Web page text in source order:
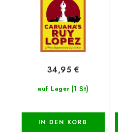
auf Lager (1 St)
34,95 €
IN DEN KORB